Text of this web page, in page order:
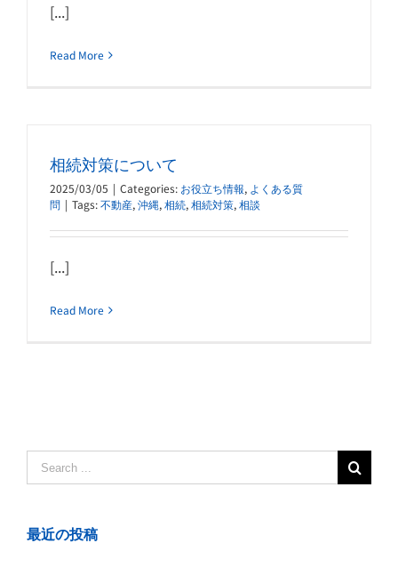
[...]
Read More
相続対策について
2025/03/05 | Categories: お役立ち情報, よくある質
問 | Tags:不動産,沖縄,相続,相続対策,相談
[...]
Read More
Search
for:
最近の投稿